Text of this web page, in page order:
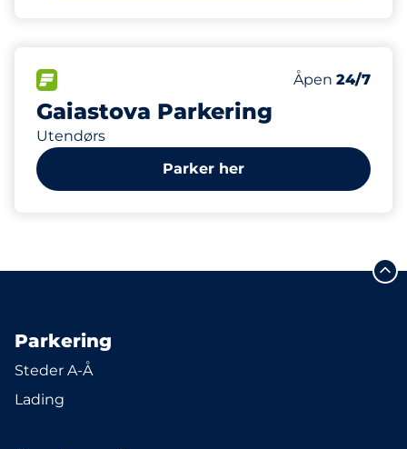
Gaiastova Parkering
Utendørs
Antall
232
Lørdag
Åpen 24/7
Parker her
Parkering
Steder A-Å
Lading